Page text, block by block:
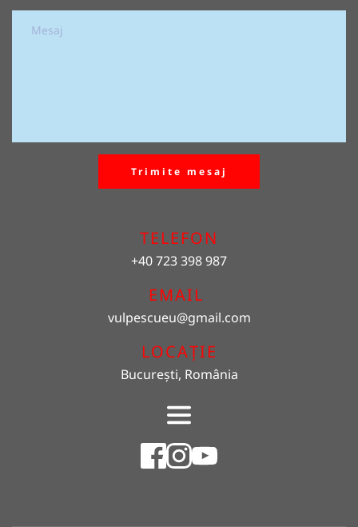
Trimite mesaj
TELEFON
+40 723 398 987
EMAIL
vulpescueu@gmail.com
LOCAȚIE
București, România